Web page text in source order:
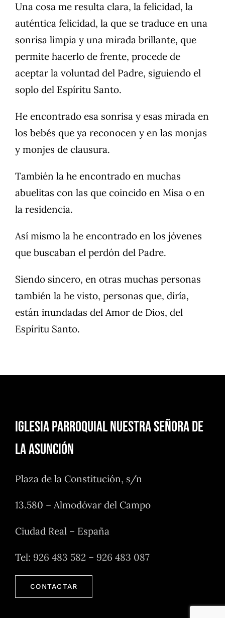
Una cosa me resulta clara, la felicidad, la
auténtica felicidad, la que se traduce en una
sonrisa limpia y una mirada brillante, que
permite hacerlo de frente, procede de
aceptar la voluntad del Padre, siguiendo el
soplo del Espíritu Santo.
He encontrado esa sonrisa y esas mirada en
los bebés que ya reconocen y en las monjas
y monjes de clausura.
También la he encontrado en muchas
abuelitas con las que coincido en Misa o en
la residencia.
Así mismo la he encontrado en los jóvenes
que buscaban el perdón del Padre.
Siendo sincero, en otras muchas personas
también la he visto, personas que, diría,
están inundadas del Amor de Dios, del
Espíritu Santo.
Iglesia Parroquial Nuestra Señora de
la Asunción
Plaza de la Constitución, s/n
13.580 – Almodóvar del Campo
Ciudad Real – España
Tel: 926 483 582 – 926 483 087
CONTACTAR